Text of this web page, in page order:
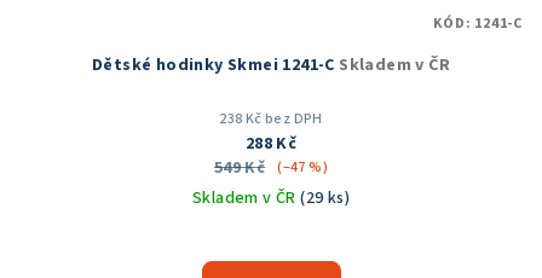
Dětské hodinky Skmei 1241-C Skladem v ČR
238 Kč bez DPH
288 Kč
549 Kč (–47 %)
Skladem v ČR(29 ks)
KÓD: 1241-C